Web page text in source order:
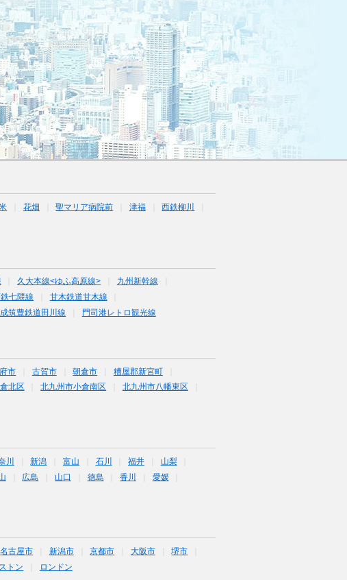
花畑 聖マリア病院前 津福
西鉄柳川
久大本線<ゆふ高原線>
九州新幹線
七隈線
甘木鉄道甘木線
筑豊鉄道田川線 門司港レトロ観光線
市 古賀市 朝倉市
糟屋郡新宮町
北区 北九州市小倉南区
北九州市八幡東区
川 新潟 富山 石川 福井
山梨
広島 山口 徳島 香川
愛媛
名古屋市 新潟市 京都市 大阪市
堺市
トン ロンドン